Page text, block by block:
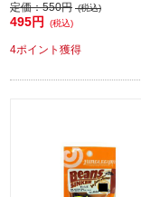
定価：550円 (税込)
495円 (税込)
4ポイント獲得